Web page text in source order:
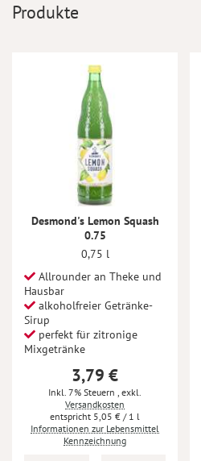
Produkte
Desmond's Lemon Squash
0.75
0,75 l
Allrounder an Theke und
Hausbar
alkoholfreier Getränke-
Sirup
perfekt für zitronige
Mixgetränke
3,79 €
Inkl. 7% Steuern
exkl.
Versandkosten
5,05 € / 1 l
Informationen zur Lebensmittel
Kennzeichnung